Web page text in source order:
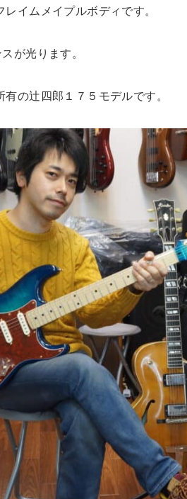
イムメイプルボディです。
が光ります。
の辻四郎１７５モデルです。